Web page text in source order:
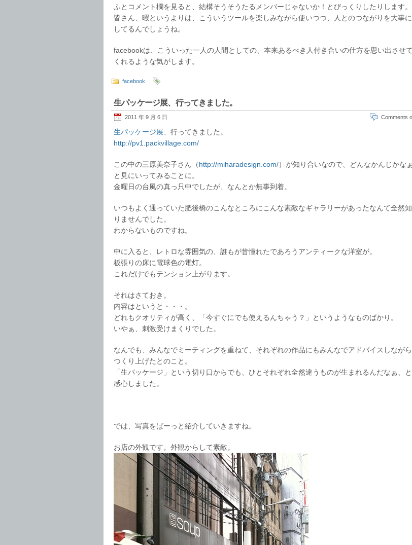
ふとコメント欄を見ると、結構そうそうたるメンバーじゃないか！とびっくりしたりします。
皆さん、暇というよりは、こういうツールを楽しみながら使いつつ、人とのつながりを大事に
してるんでしょうね。
facebookは、こういった一人の人間としての、本来あるべき人付き合いの仕方を思い出させて
くれるような気がします。
facebook
生パッケージ展、行ってきました。
2011 年 9 月 6 日 Comments
生パッケージ展 、行ってきました。
http://pv1.packvillage.com/
この中の三原美奈子さん（http://miharadesign.com/）が知り合いなので、どんなかんじかなぁ
と見にいってみることに。
金曜日の台風の真っ只中でしたが、なんとか無事到着。
いつもよく通っていた肥後橋のこんなところにこんな素敵なギャラリーがあったなんて全然知
りませんでした。
わからないものですね。
中に入ると、レトロな雰囲気の、誰もが昔憧れたであろうアンティークな洋室が。
板張りの床に電球色の電灯。
これだけでもテンション上がります。
それはさておき。
内容はというと・・・。
どれもクオリティが高く、「今すぐにでも使えるんちゃう？」というようなものばかり。
いやぁ、刺激受けまくりでした。
なんでも、みんなでミーティングを重ねて、それぞれの作品にもみんなでアドバイスしながら
つくり上げたとのこと。
「生パッケージ」という切り口からでも、ひとそれぞれ全然違うものが生まれるんだなぁ、と
感心しました。
では、写真をばーっと紹介していきますね。
お店の外観です。外観からして素敵。